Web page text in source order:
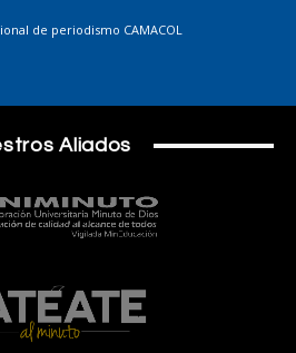
de periodismo CAMACOL
Aliados